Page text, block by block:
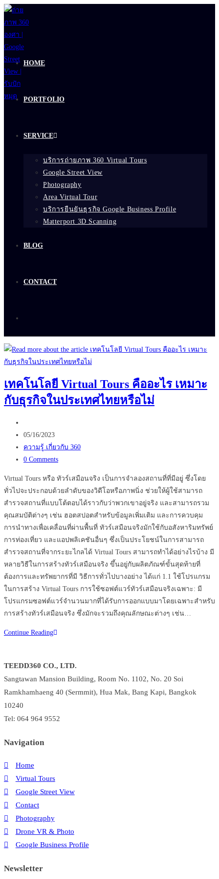
Skip
to
content
HOME
PORTFOLIO
SERVICE
บริการถ่ายภาพ 360 Virtual Tours
Google Street View
Photography
Area Virtual Tour
บริการยืนยันธุรกิจ Google Business Profile
Matterport 3D Scanning
BLOG
CONTACT
เทคโนโลยี Virtual Tours คืออะไร เหมาะ
กับธุรกิจในประเทศไทยหรือไม่
author:
Post
published:
05/16/2023
Post
category:
ความรู้ เกี่ยวกับ 360
Post
0 Comments
Virtual Tours หรือ ทัวร์เสมือนจริง เป็นการจำลองสถานที่ที่มีอยู่ ซึ่งโดย
ทั่วไปจะประกอบด้วยลำดับของวิดีโอหรือภาพนิ่ง ช่วยให้ผู้ใช้สามารถ
สำรวจสถานที่แบบโต้ตอบได้ราวกับว่าพวกเขาอยู่จริง และสามารถรวม
คุณสมบัติต่างๆ เช่น ฮอตสปอตสำหรับข้อมูลเพิ่มเติม และการควบคุม
การนำทางเพื่อเคลื่อนที่ผ่านพื้นที่ ทัวร์เสมือนจริงมักใช้กับอสังหาริมทรัพย์
การท่องเที่ยว และแอปพลิเคชันอื่นๆ ซึ่งเป็นประโยชน์ในการสามารถ
สำรวจสถานที่จากระยะไกลได้ Virtual Tours สามารถทำได้อย่างไรบ้าง มี
หลายวิธีในการสร้างทัวร์เสมือนจริง ขึ้นอยู่กับผลิตภัณฑ์ขั้นสุดท้ายที่
ต้องการและทรัพยากรที่มี วิธีการทั่วไปบางอย่าง ได้แก่ 1.1 ใช้โปรแกรม
ในการสร้าง Virtual Tours การใช้ซอฟต์แวร์ทัวร์เสมือนจริงเฉพาะ: มี
โปรแกรมซอฟต์แวร์จำนวนมากที่ได้รับการออกแบบมาโดยเฉพาะสำหรับ
การสร้างทัวร์เสมือนจริง ซึ่งมักจะรวมถึงคุณลักษณะต่างๆ เช่น…
Continue Readingเทคโนโลยี
คือ
อะไร
เหมาะ
ธุรกิจ
TEEDD360 CO., LTD.
Sangtawan Mansion Building, Room No. 1102, No. 20 Soi
Ramkhamhaeng 40 (Sermmit), Hua Mak, Bang Kapi, Bangkok
10240
Tel: 064 964 9552
Navigation
Home
Virtual Tours
Google Street View
Contact
Photography
Drone VR & Photo
Google Business Profile
Newsletter